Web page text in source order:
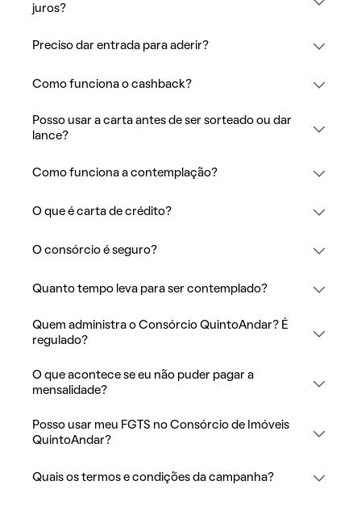
juros?
Preciso dar entrada para aderir?
Como funciona o cashback?
Posso usar a carta antes de ser sorteado ou dar
lance?
Como funciona a contemplação?
O que é carta de crédito?
O consórcio é seguro?
Quanto tempo leva para ser contemplado?
Quem administra o Consórcio QuintoAndar? É
regulado?
O que acontece se eu não puder pagar a
mensalidade?
Posso usar meu FGTS no Consórcio de Imóveis
QuintoAndar?
Quais os termos e condições da campanha?